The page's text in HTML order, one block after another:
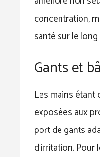
concentration,
santé sur le
Gants et
Les mains
exposées aux
port de gants
d’irritation.